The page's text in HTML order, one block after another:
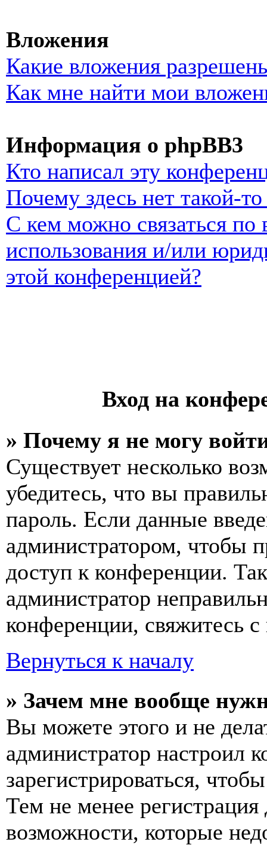
Вложения
Какие вложения
Как мне найти мои
Информация о phpBB3
Кто написал эту
Почему здесь нет такой-
С кем можно связаться по
использования и/или
этой конференцией?
Вход на
» Почему я не могу
Существует несколько
убедитесь, что вы
пароль. Если данные
администратором, чтобы
доступ к конференции.
администратор
конференции, свяжитесь
Вернуться к началу
» Зачем мне вообще
Вы можете этого и не
администратор
зарегистрироваться,
Тем не менее
возможности, которые